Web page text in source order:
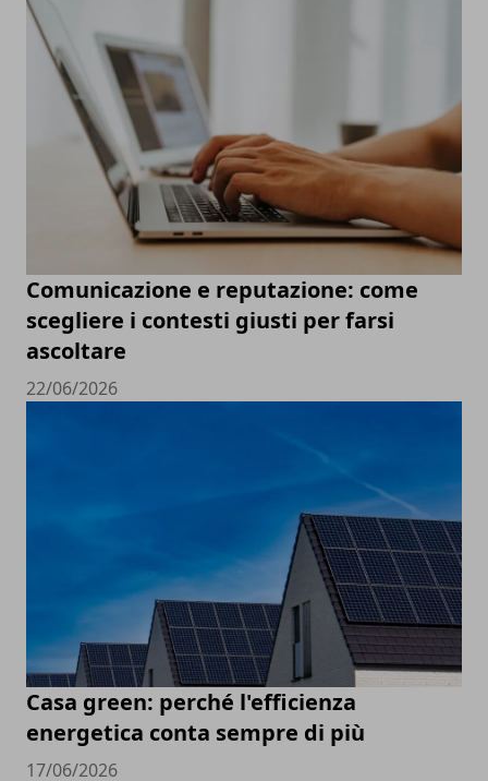
Comunicazione e reputazione: come
scegliere i contesti giusti per farsi
ascoltare
22/06/2026
Casa green: perché l'efficienza
energetica conta sempre di più
17/06/2026